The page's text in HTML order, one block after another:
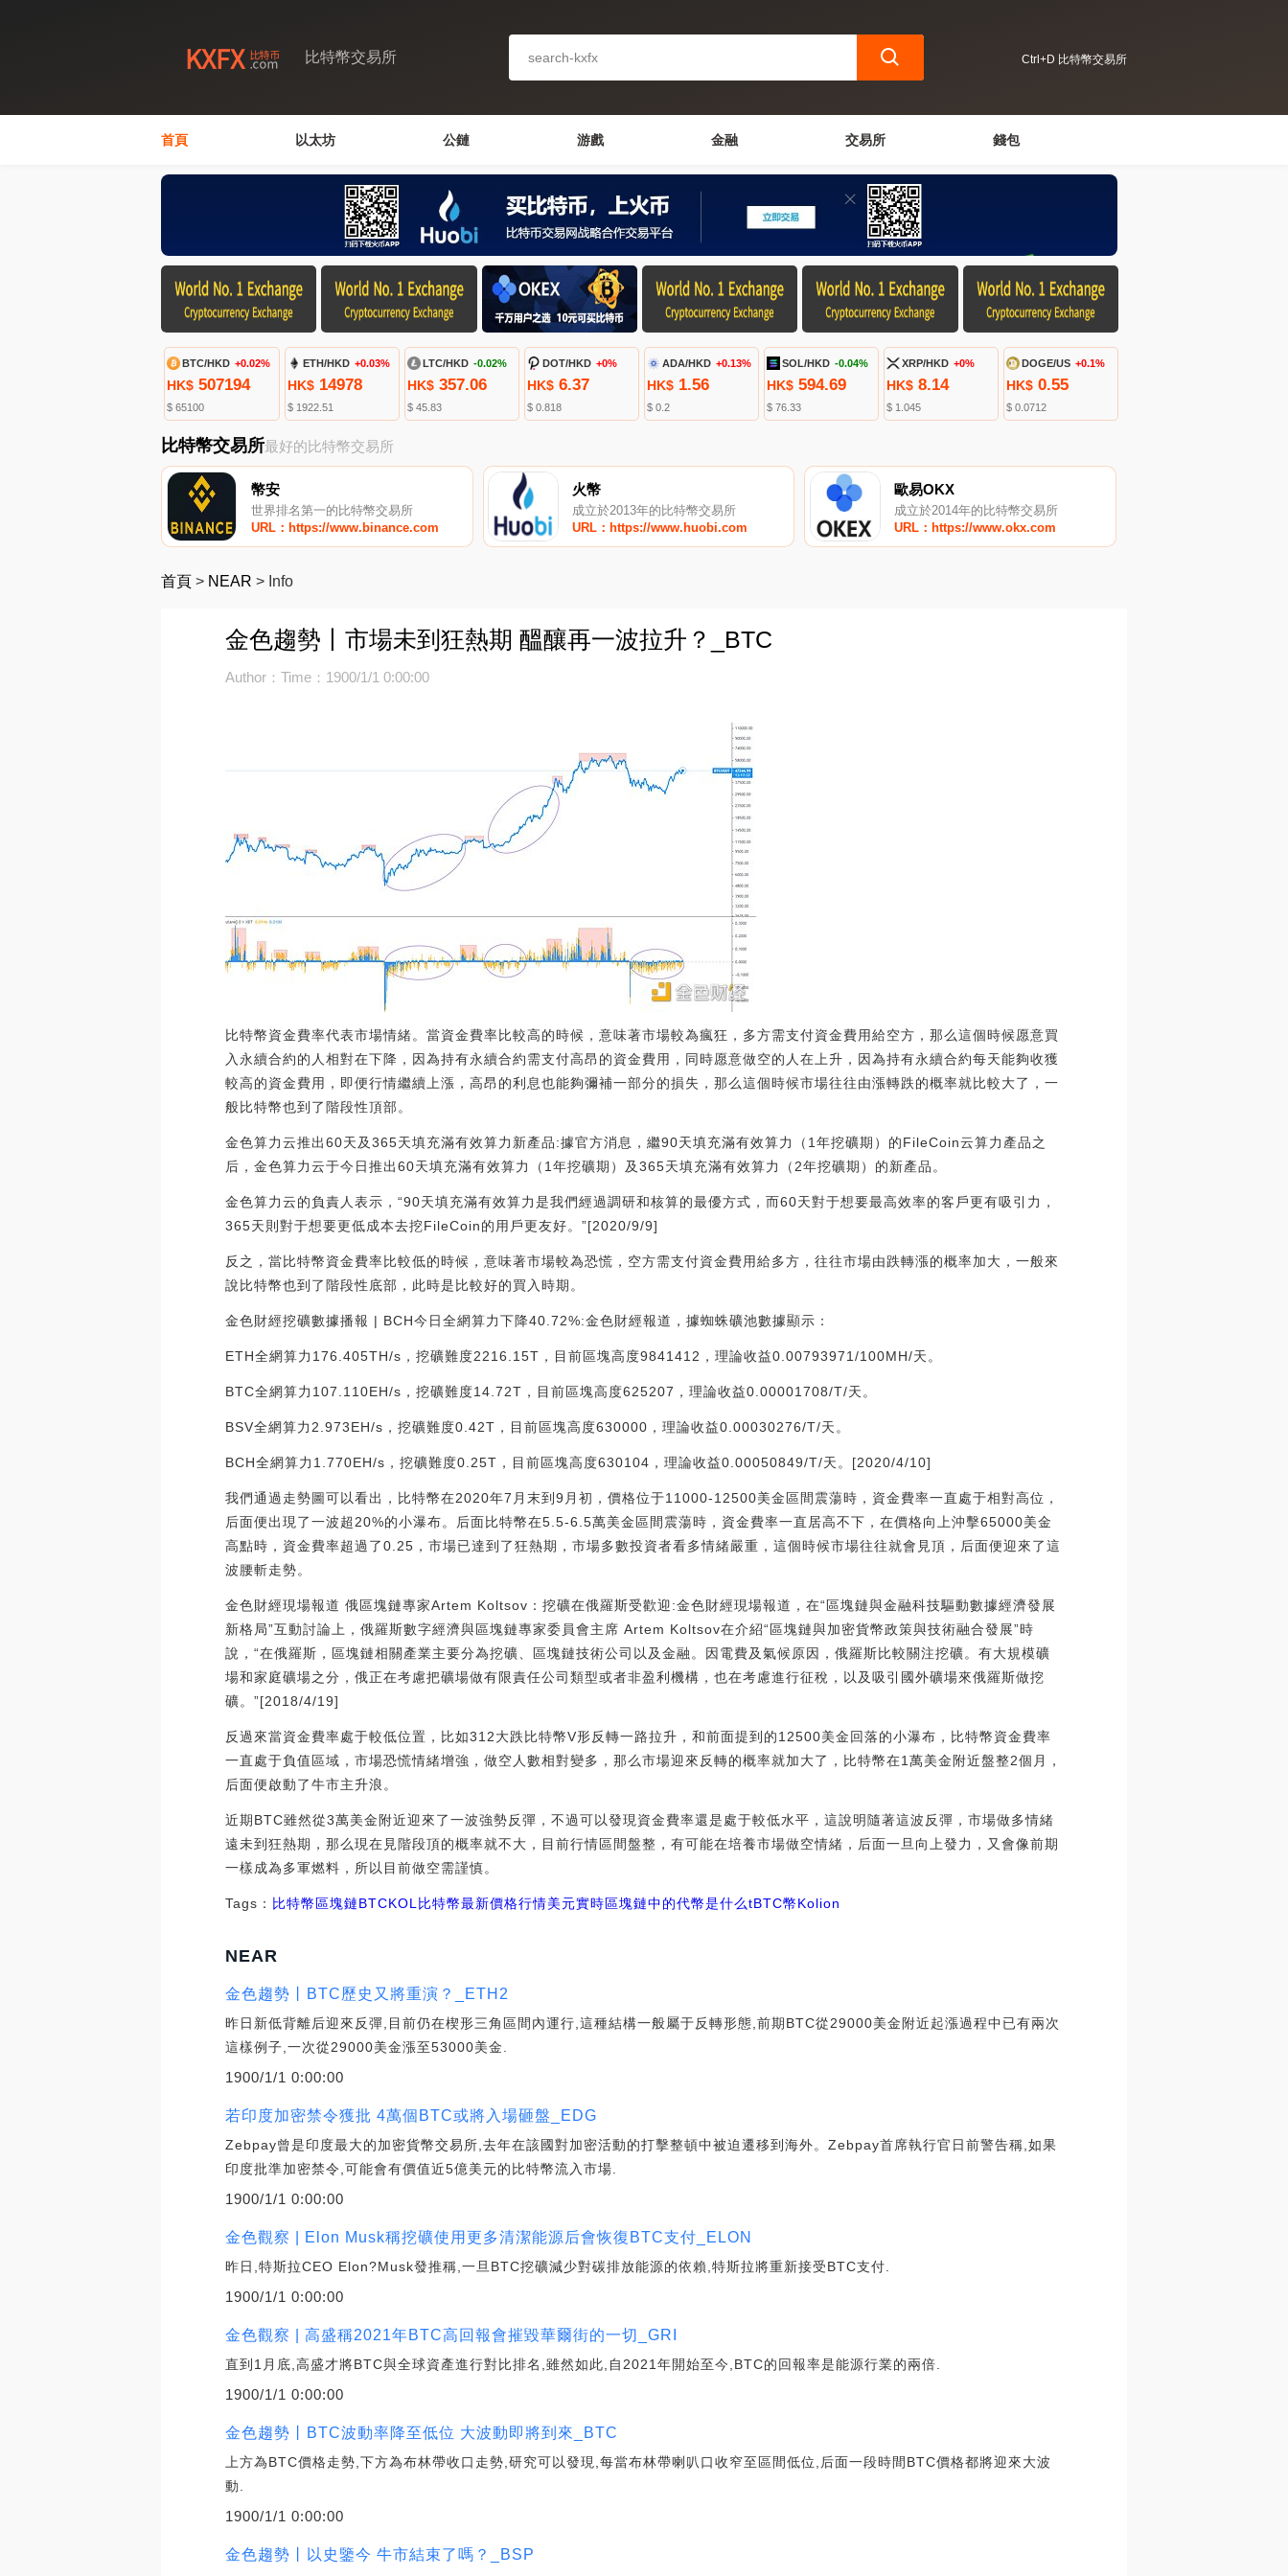
比特幣交易所 Ctrl+D 比特幣交易所
首頁 以太坊 公鏈 游戲 金融 交易所 錢包
BTC/HKD +0.02%
HK$ 507194
$ 65100
ETH/HKD +0.03%
HK$14978
$ 1922.51
LTC/HKD -0.02%
HK$357.06
$ 45.83
DOT/HKD +0%
HK$6.37
$ 0.818
ADA/HKD +0.13%
HK$1.56
$ 0.2
SOL/HKD -0.04%
HK$ 594.69
$ 76.33
XRP/HKD +0%
HK$ 8.14
$ 1.045
DOGE/US +0.1%
HK$ 0.55
$ 0.0712
比特幣交易所最好的比特幣交易所
幣安
世界排名第一的比特幣交易所
URL：https://www.binance.com
火幣
成立於2013年的比特幣交易所
URL：https://www.huobi.com
歐易OKX
成立於2014年的比特幣交易所
URL：https://www.okx.com
首頁 > NEAR > Info
金色趨勢丨市場未到狂熱期 醞釀再一波拉升？_BTC
Author：Time：1900/1/1 0:00:00
比特幣資金費率代表市場情緒。當資金費率比較高的時候，意味著市場較為瘋狂，多方需支付資金費用給空方，那么這個時候愿意買
入永續合約的人相對在下降，因為持有永續合約需支付高昂的資金費用，同時愿意做空的人在上升，因為持有永續合約每天能夠收獲
較高的資金費用，即便行情繼續上漲，高昂的利息也能夠彌補一部分的損失，那么這個時候市場往往由漲轉跌的概率就比較大了，一
般比特幣也到了階段性頂部。
金色算力云推出60天及365天填充滿有效算力新產品:據官方消息，繼90天填充滿有效算力（1年挖礦期）的FileCoin云算力產品之
后，金色算力云于今日推出60天填充滿有效算力（1年挖礦期）及365天填充滿有效算力（2年挖礦期）的新產品。
金色算力云的負責人表示，“90天填充滿有效算力是我們經過調研和核算的最優方式，而60天對于想要最高效率的客戶更有吸引力，
365天則對于想要更低成本去挖FileCoin的用戶更友好。”[2020/9/9]
反之，當比特幣資金費率比較低的時候，意味著市場較為恐慌，空方需支付資金費用給多方，往往市場由跌轉漲的概率加大，一般來
說比特幣也到了階段性底部，此時是比較好的買入時期。
金色財經挖礦數據播報 | BCH今日全網算力下降40.72%:金色財經報道，據蜘蛛礦池數據顯示：
ETH全網算力176.405TH/s，挖礦難度2216.15T，目前區塊高度9841412，理論收益0.00793971/100MH/天。
BTC全網算力107.110EH/s，挖礦難度14.72T，目前區塊高度625207，理論收益0.00001708/T/天。
BSV全網算力2.973EH/s，挖礦難度0.42T，目前區塊高度630000，理論收益0.00030276/T/天。
BCH全網算力1.770EH/s，挖礦難度0.25T，目前區塊高度630104，理論收益0.00050849/T/天。[2020/4/10]
我們通過走勢圖可以看出，比特幣在2020年7月末到9月初，價格位于11000-12500美金區間震蕩時，資金費率一直處于相對高位，
后面便出現了一波超20%的小瀑布。后面比特幣在5.5-6.5萬美金區間震蕩時，資金費率一直居高不下，在價格向上沖擊65000美金
高點時，資金費率超過了0.25，市場已達到了狂熱期，市場多數投資者看多情緒嚴重，這個時候市場往往就會見頂，后面便迎來了這
波腰斬走勢。
金色財經現場報道 俄區塊鏈專家Artem Koltsov：挖礦在俄羅斯受歡迎:金色財經現場報道，在“區塊鏈與金融科技驅動數據經濟發展
新格局”互動討論上，俄羅斯數字經濟與區塊鏈專家委員會主席 Artem Koltsov在介紹“區塊鏈與加密貨幣政策與技術融合發展”時
說，“在俄羅斯，區塊鏈相關產業主要分為挖礦、區塊鏈技術公司以及金融。因電費及氣候原因，俄羅斯比較關注挖礦。有大規模礦
場和家庭礦場之分，俄正在考慮把礦場做有限責任公司類型或者非盈利機構，也在考慮進行征稅，以及吸引國外礦場來俄羅斯做挖
礦。”[2018/4/19]
反過來當資金費率處于較低位置，比如312大跌比特幣V形反轉一路拉升，和前面提到的12500美金回落的小瀑布，比特幣資金費率
一直處于負值區域，市場恐慌情緒增強，做空人數相對變多，那么市場迎來反轉的概率就加大了，比特幣在1萬美金附近盤整2個月，
后面便啟動了牛市主升浪。
近期BTC雖然從3萬美金附近迎來了一波強勢反彈，不過可以發現資金費率還是處于較低水平，這說明隨著這波反彈，市場做多情緒
遠未到狂熱期，那么現在見階段頂的概率就不大，目前行情區間盤整，有可能在培養市場做空情緒，后面一旦向上發力，又會像前期
一樣成為多軍燃料，所以目前做空需謹慎。
Tags： 比特幣 區塊鏈BTCKOL 比特幣最新價格行情美元實時區塊鏈中的代幣是什么tBTC幣Kolion
NEAR
金色趨勢丨BTC歷史又將重演？_ETH2
昨日新低背離后迎來反彈,目前仍在楔形三角區間內運行,這種結構一般屬于反轉形態,前期BTC從29000美金附近起漲過程中已有兩次
這樣例子,一次從29000美金漲至53000美金.
1900/1/1 0:00:00
若印度加密禁令獲批 4萬個BTC或將入場砸盤_EDG
Zebpay曾是印度最大的加密貨幣交易所,去年在該國對加密活動的打擊整頓中被迫遷移到海外。Zebpay首席執行官日前警告稱,如果
印度批準加密禁令,可能會有價值近5億美元的比特幣流入市場.
1900/1/1 0:00:00
金色觀察 | Elon Musk稱挖礦使用更多清潔能源后會恢復BTC支付_ELON
昨日,特斯拉CEO Elon?Musk發推稱,一旦BTC挖礦減少對碳排放能源的依賴,特斯拉將重新接受BTC支付.
1900/1/1 0:00:00
金色觀察 | 高盛稱2021年BTC高回報會摧毀華爾街的一切_GRI
直到1月底,高盛才將BTC與全球資產進行對比排名,雖然如此,自2021年開始至今,BTC的回報率是能源行業的兩倍.
1900/1/1 0:00:00
金色趨勢丨BTC波動率降至低位 大波動即將到來_BTC
上方為BTC價格走勢,下方為布林帶收口走勢,研究可以發現,每當布林帶喇叭口收窄至區間低位,后面一段時間BTC價格都將迎來大波
動.
1900/1/1 0:00:00
金色趨勢丨以史鑒今 牛市結束了嗎？_BSP